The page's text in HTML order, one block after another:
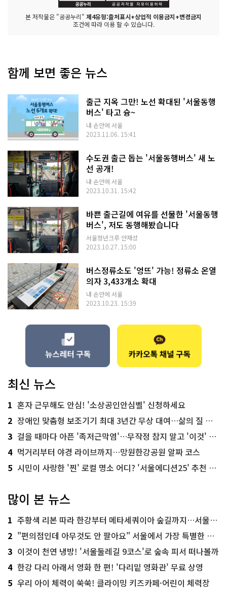
본 저작물은 "공공누리" 제4유형:출처표시+상업적 이용금지+변경금지
조건에 따라 이용 할 수 있습니다.
함께 보면 좋은 뉴스
출근 지옥 그만! 노선 확대된 '서울동행
버스' 타고 슝~
내 손안에 서울
2023.11.06. 15:41
수도권 출근 돕는 '서울동행버스' 새 노
선 공개!
내 손안에 서울
2023.10.31. 15:42
바쁜 출근길에 여유를 선물한 '서울동행
버스', 저도 동행해봤습니다
서울청년크루 안재성
2023.10.27. 15:00
버스정류소도 '엉뜨' 가능! 정류소 온열
의자 3,433개소 확대
내 손안에 서울
2023.10.23. 15:39
최신 뉴스
1 혼자 근무해도 안심! '소상공인안심벨' 신청하세요
2 장애인 맞춤형 보조기기 최대 3년간 무상 대여…삶의 질 높인다
3 걸을 때마다 아픈 '족저근막염'…무작정 참지 말고 '이것' 해보세요!
4 먹거리부터 야경 라이브까지…망원한강공원 알짜 코스
5 시민이 사랑한 '찐' 로컬 명소 어디? '서울에디션25' 추천 코스
많이 본 뉴스
1 주황색 리본 따라 한강부터 메타세쿼이아 숲길까지…서울둘레길 15코스
2 "편의점인데 아무것도 안 팔아요" 서울에서 가장 특별한 편의점의 정체
3 이것이 천연 냉방! '서울둘레길 9코스'로 숲속 피서 떠나볼까
4 한강 다리 아래서 영화 한 편! '다리밑 영화관' 무료 상영
5 우리 아이 체력이 쑥쑥! 클라이밍 키즈카페·어린이 체력장